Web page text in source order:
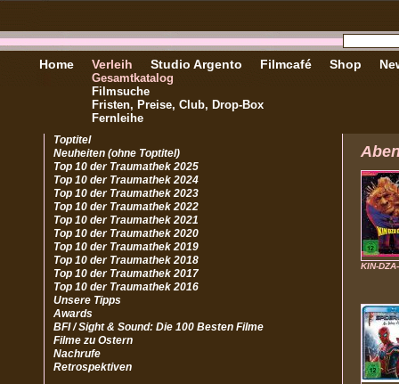
Home Verleih
Gesamtkatalog
Filmsuche
Fristen, Preise, Club, Drop-Box
Fernleihe
Studio Argento Filmcafé Shop
Toptitel
Neuheiten (ohne Toptitel)
Top 10 der Traumathek 2025
Top 10 der Traumathek 2024
Top 10 der Traumathek 2023
Top 10 der Traumathek 2022
Top 10 der Traumathek 2021
Top 10 der Traumathek 2020
Top 10 der Traumathek 2019
Top 10 der Traumathek 2018
Top 10 der Traumathek 2017
Top 10 der Traumathek 2016
Unsere Tipps
Awards
BFI / Sight & Sound: Die 100 Besten Filme
Filme zu Ostern
Nachrufe
Retrospektiven
KIN-